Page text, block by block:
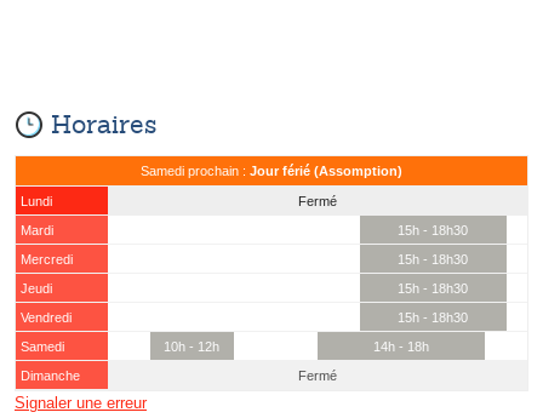
Horaires
Samedi prochain : Jour férié (Assomption)
Lundi
Fermé
Mardi
15h - 18h30
Mercredi
15h - 18h30
Jeudi
15h - 18h30
Vendredi
15h - 18h30
Samedi
10h - 12h
14h - 18h
Dimanche
Fermé
Signaler une erreur